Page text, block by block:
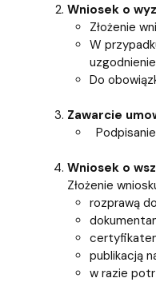
Wniosek o
Złożenie
W
Do
Zawarcie
Wniosek o
Złożenie
rozprawą
publikacją
w razie